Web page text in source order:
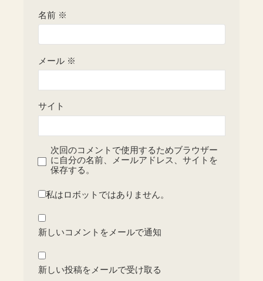
名前 ※
メール ※
サイト
次回のコメントで使用するためブラウザー
に自分の名前、メールアドレス、サイトを
保存する。
私はロボットではありません。
新しいコメントをメールで通知
新しい投稿をメールで受け取る